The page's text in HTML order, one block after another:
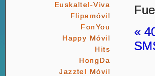
Euskaltel-Viva
Flipamóvil
FonYou
Happy Móvil
Hits
HongDa
Jazztel Móvil
«